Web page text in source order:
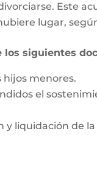
Este
lugar,
los siguientes
hijos menores.
el
y liquidación de